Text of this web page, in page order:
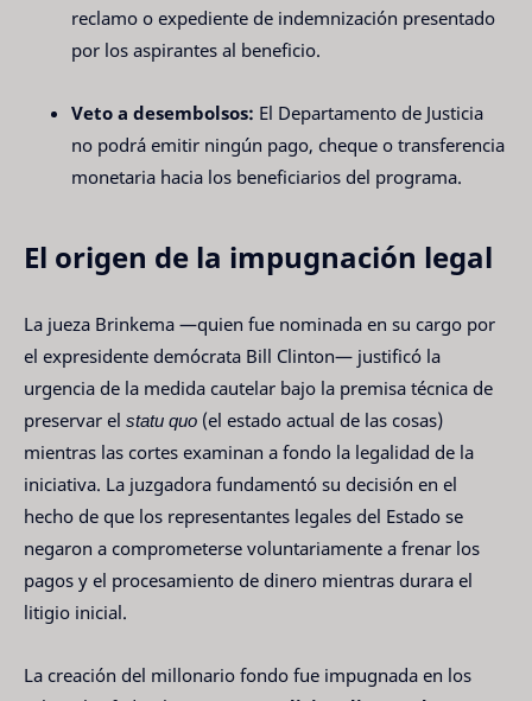
reclamo o expediente de indemnización presentado
por los aspirantes al beneficio.
Veto a desembolsos: El Departamento de Justicia
no podrá emitir ningún pago, cheque o transferencia
monetaria hacia los beneficiarios del programa.
El origen de la impugnación legal
La jueza Brinkema —quien fue nominada en su cargo por
el expresidente demócrata Bill Clinton— justificó la
urgencia de la medida cautelar bajo la premisa técnica de
preservar el statu quo (el estado actual de las cosas)
mientras las cortes examinan a fondo la legalidad de la
iniciativa. La juzgadora fundamentó su decisión en el
hecho de que los representantes legales del Estado se
negaron a comprometerse voluntariamente a frenar los
pagos y el procesamiento de dinero mientras durara el
litigio inicial.
La creación del millonario fondo fue impugnada en los